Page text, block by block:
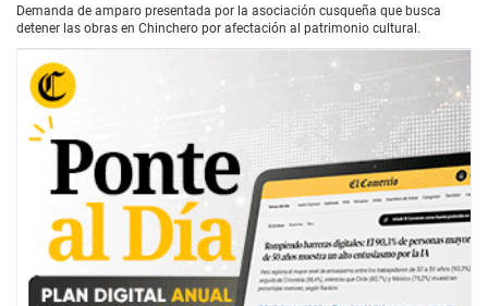
Demanda de amparo presentada por la asociación cusqueña que busca
detener las obras en Chinchero por afectación al patrimonio cultural.